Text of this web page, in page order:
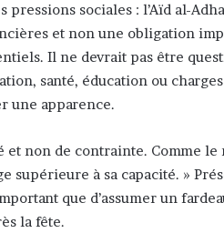
sociales : l’Aïd al-
et non une obligation
Il ne devrait pas être
santé, éducation ou
une apparence.
et non de contrainte. Comme le
supérieure à sa capacité. »
que d’assumer un
la fête.